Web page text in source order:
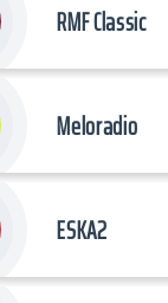
RMF Classic
Meloradio
ESKA2